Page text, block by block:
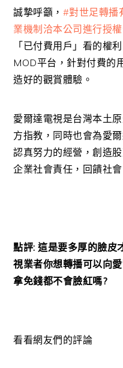
誠摯呼籲， #對世足轉播
業機制洽本公司進行授
「已付費用戶」看的權
MOD平台，針對付費的
造好的觀賞體驗。
愛爾達電視是台灣本土
方指教，同時也會為愛
認真努力的經營，創造
企業社會責任，回饋社會
點評: 這是要多厚的臉皮
視業者你想轉播可以向
拿免錢都不會臉紅嗎?
看看網友們的評論